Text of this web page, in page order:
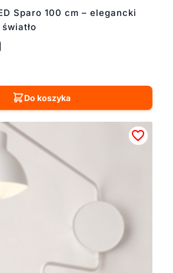
Sparo 100 cm – elegancki
Do koszyka